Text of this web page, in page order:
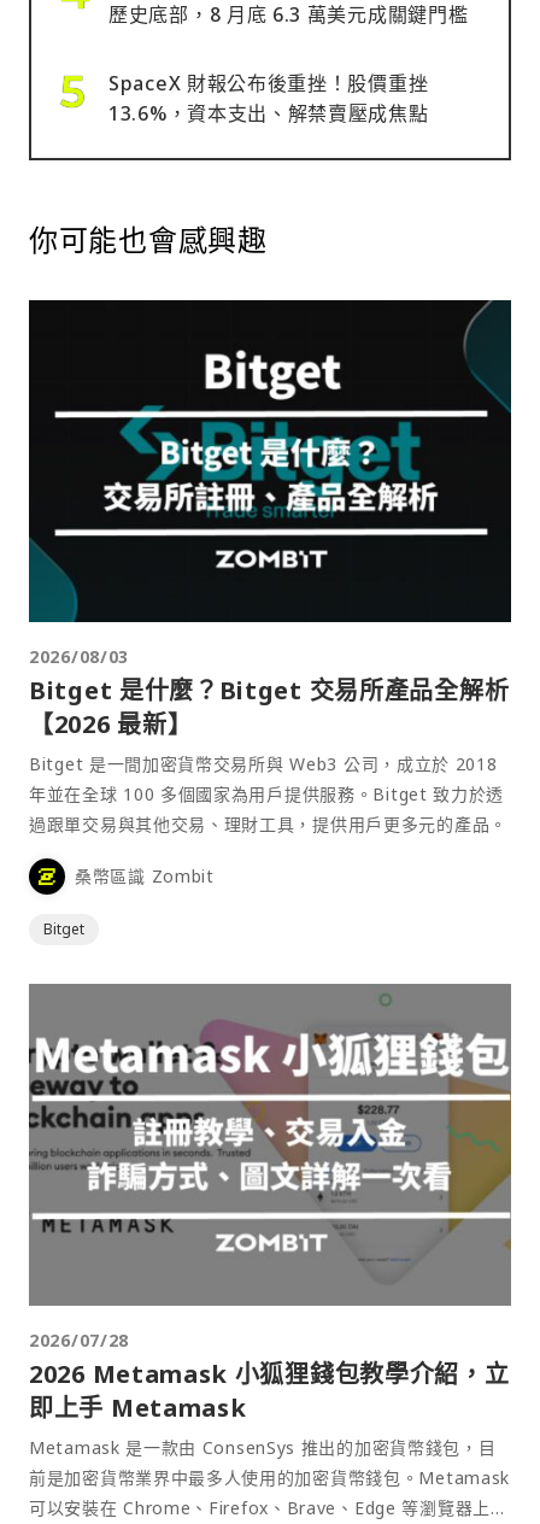
歷史底部，8 月底 6.3 萬美元成關鍵門檻
SpaceX 財報公布後重挫！股價重挫
13.6%，資本支出、解禁賣壓成焦點
你可能也會感興趣
2026/08/03
Bitget 是什麼？Bitget 交易所產品全解析
【2026 最新】
Bitget 是一間加密貨幣交易所與 Web3 公司，成立於 2018
年並在全球 100 多個國家為用戶提供服務。Bitget 致力於透
過跟單交易與其他交易、理財工具，提供用戶更多元的產品。
桑幣區識 Zombit
Bitget
2026/07/28
2026 Metamask 小狐狸錢包教學介紹，立
即上手 Metamask
Metamask 是一款由 ConsenSys 推出的加密貨幣錢包，目
前是加密貨幣業界中最多人使用的加密貨幣錢包。Metamask
可以安裝在 Chrome、Firefox、Brave、Edge 等瀏覽器上作